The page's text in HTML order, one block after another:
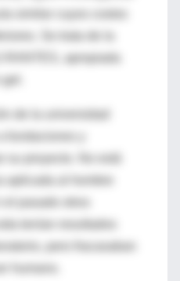
RANTES, apropiada
de la universidad
su proyecto. No está
aplicada al hombre
pasado otros
humano.